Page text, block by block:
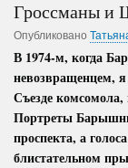
Гроссманы и
Опубликовано
В 1974-м, когда
невозвращенцем,
Съезде
Портреты
проспекта, а
блистательном